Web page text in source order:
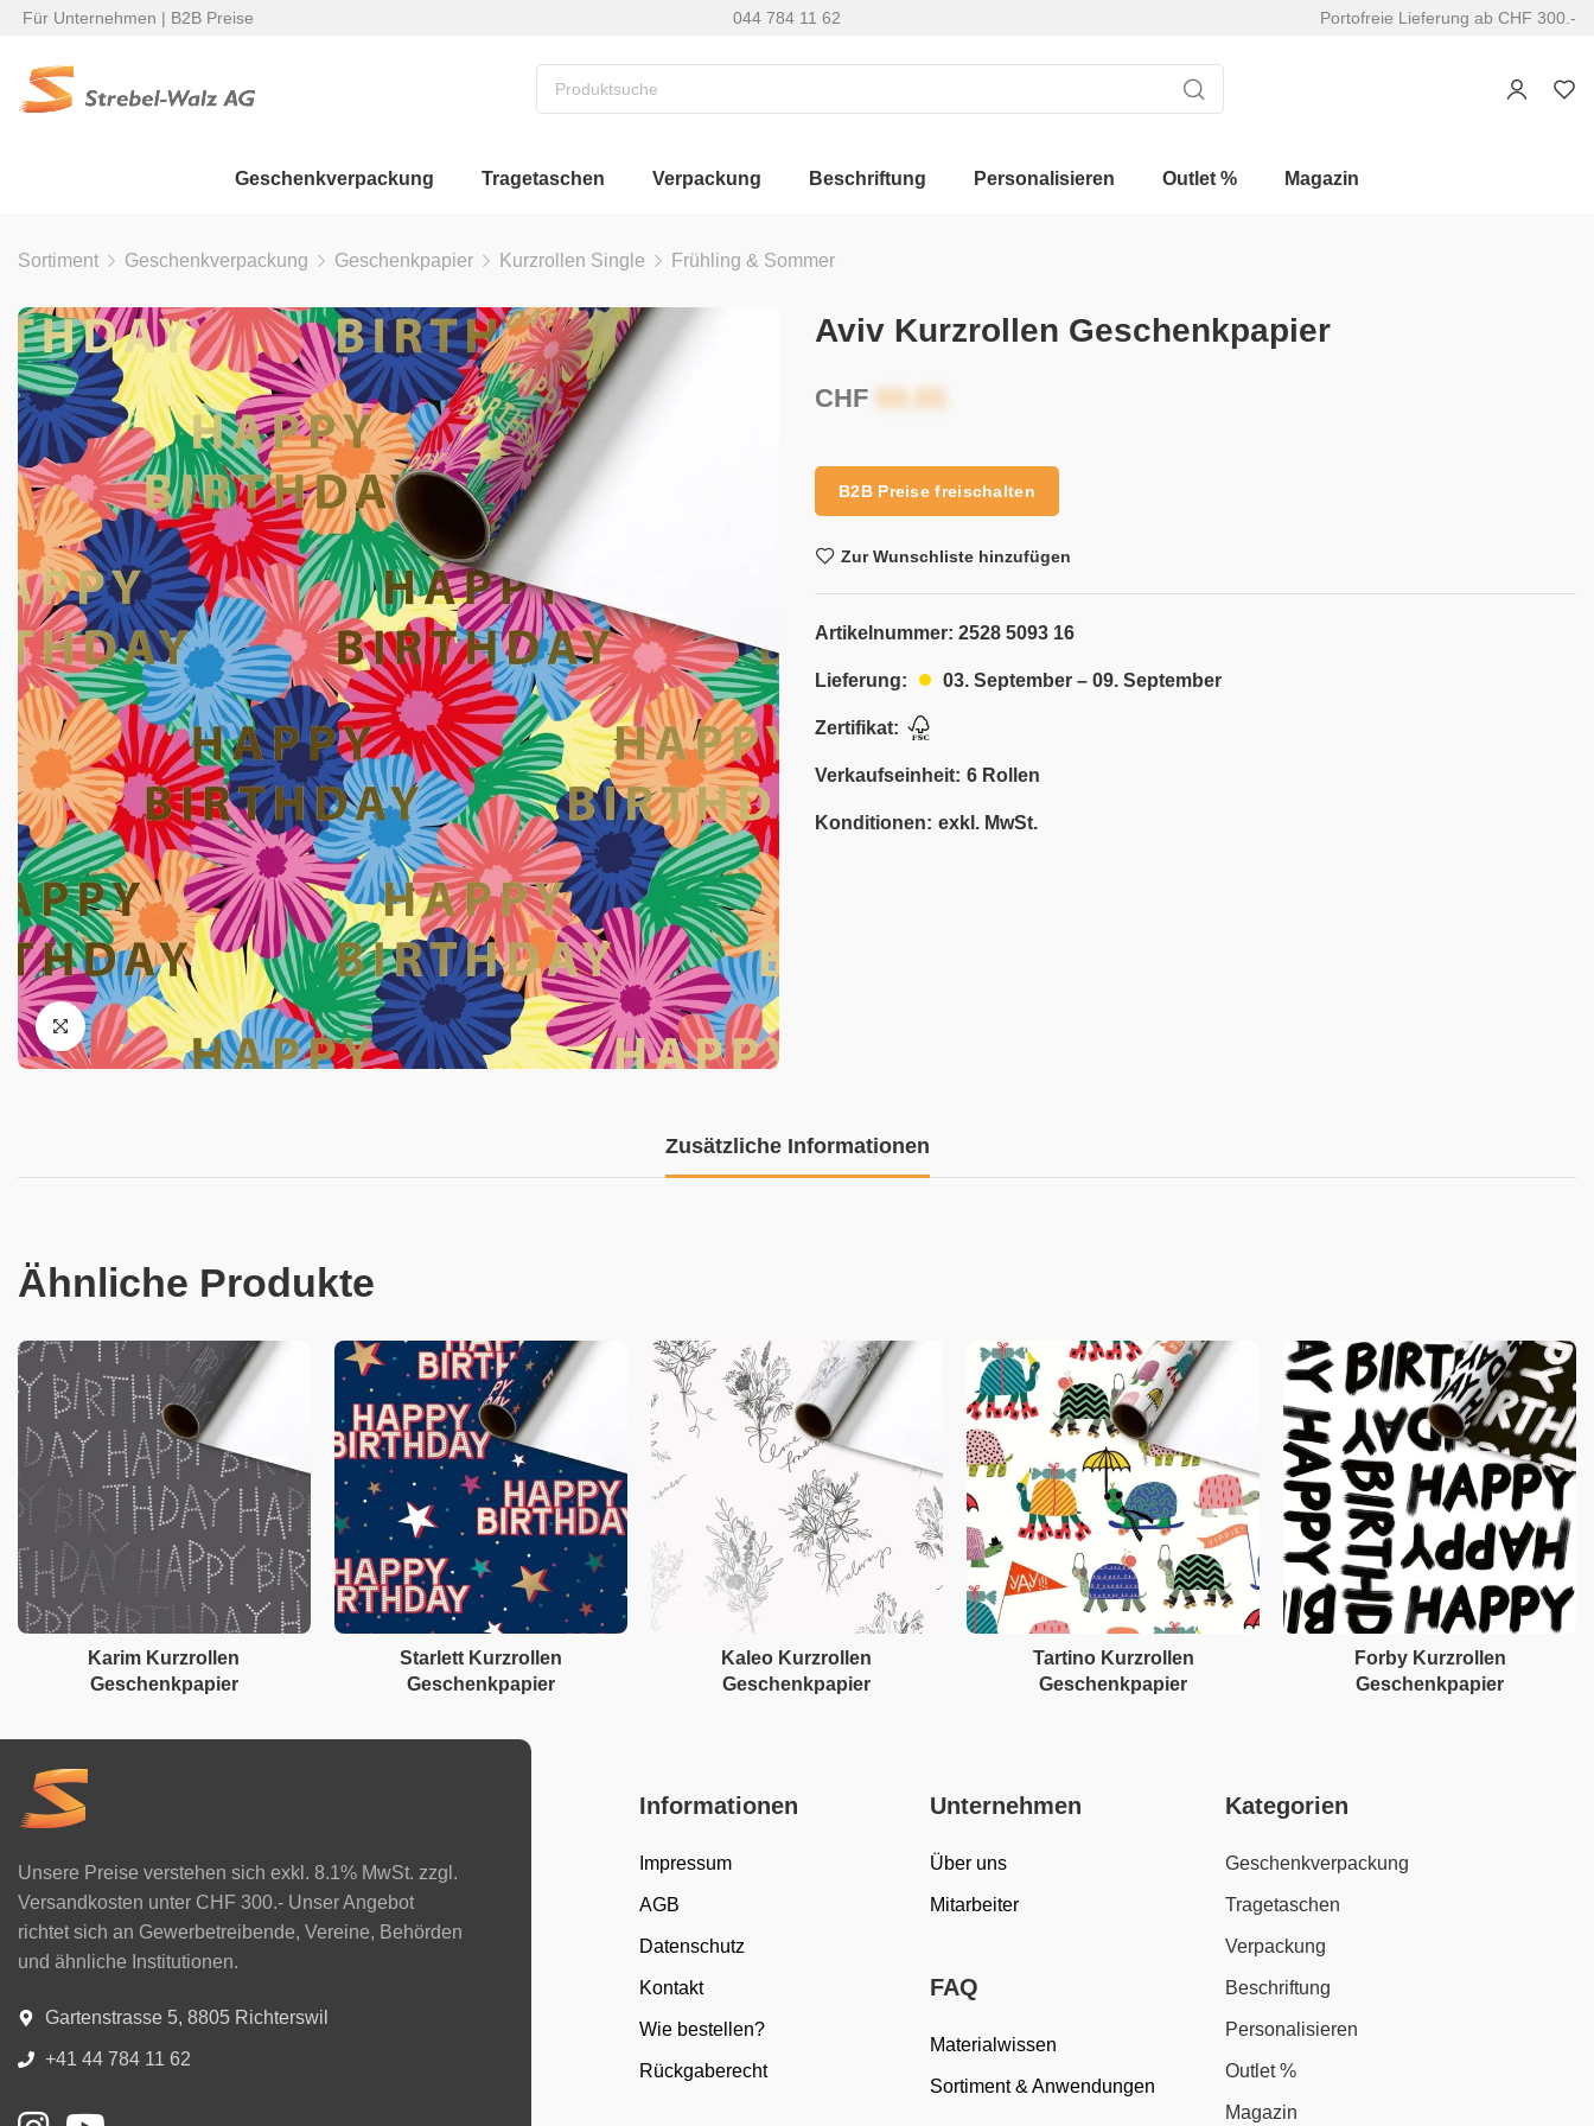
Für Unternehmen | B2B Preise 044 784 11 62 Portofreie Lieferung ab CHF 300.-
Geschenkverpackung Tragetaschen Verpackung Beschriftung Personalisieren Outlet % Magazin
Sortiment Geschenkverpackung Geschenkpapier Kurzrollen Single Frühling & Sommer
Aviv Kurzrollen Geschenkpapier
CHF
B2B Preise freischalten
Zur Wunschliste hinzufügen
Artikelnummer: 2528 5093 16
Lieferung: 03. September – 09. September
Zertifikat:
Verkaufseinheit: 6 Rollen
Konditionen: exkl. MwSt.
Zusätzliche Informationen
Ähnliche Produkte
Karim Kurzrollen
Geschenkpapier
Starlett Kurzrollen
Geschenkpapier
Kaleo Kurzrollen
Geschenkpapier
Tartino Kurzrollen
Geschenkpapier
Forby Kurzrollen
Geschenkpapier
Unsere Preise verstehen sich exkl. 8.1% MwSt. zzgl.
Versandkosten unter CHF 300.- Unser Angebot
richtet sich an Gewerbetreibende, Vereine, Behörden
und ähnliche Institutionen.
Gartenstrasse 5, 8805 Richterswil
+41 44 784 11 62
Informationen
Impressum
AGB
Datenschutz
Kontakt
Wie bestellen?
Rückgaberecht
Unternehmen
Über uns
Mitarbeiter
FAQ
Materialwissen
Sortiment & Anwendungen
Kategorien
Geschenkverpackung
Tragetaschen
Verpackung
Beschriftung
Personalisieren
Outlet %
Magazin